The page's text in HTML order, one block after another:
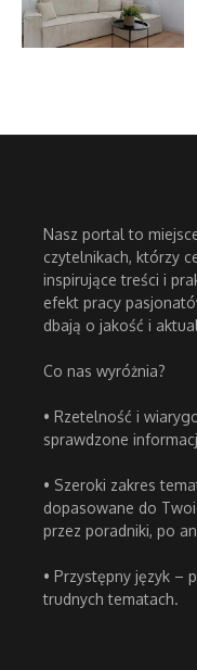
Nasz portal to
czytelnikach, którzy
inspirujące treści i
efekt pracy
dbają o jakość i
Co nas wyróżnia?
• Rzetelność i
sprawdzone
• Szeroki zakres
dopasowane do
przez poradniki, po
• Przystępny język –
trudnych tematach.